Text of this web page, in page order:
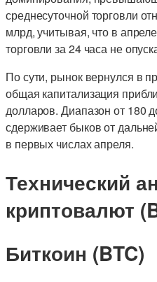
среднесуточной торговли
млрд, учитывая, что в
торговли за 24 часа не
По сути, рынок вернулся в
общая капитализация
долларов. Диапазон от 180
сдерживает быков от
в первых числах апреля.
Технический
криптовалют
Биткоин (BTC)